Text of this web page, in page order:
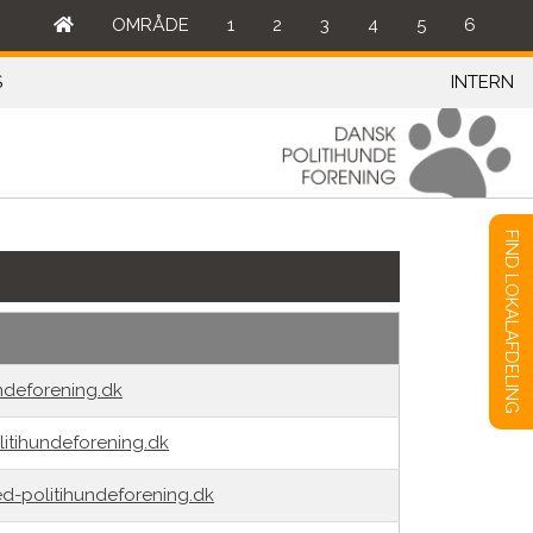
6
5
4
3
2
1
OMRÅDE
INTERN
politihundeforening.dk
FIND LOKALAFDELING